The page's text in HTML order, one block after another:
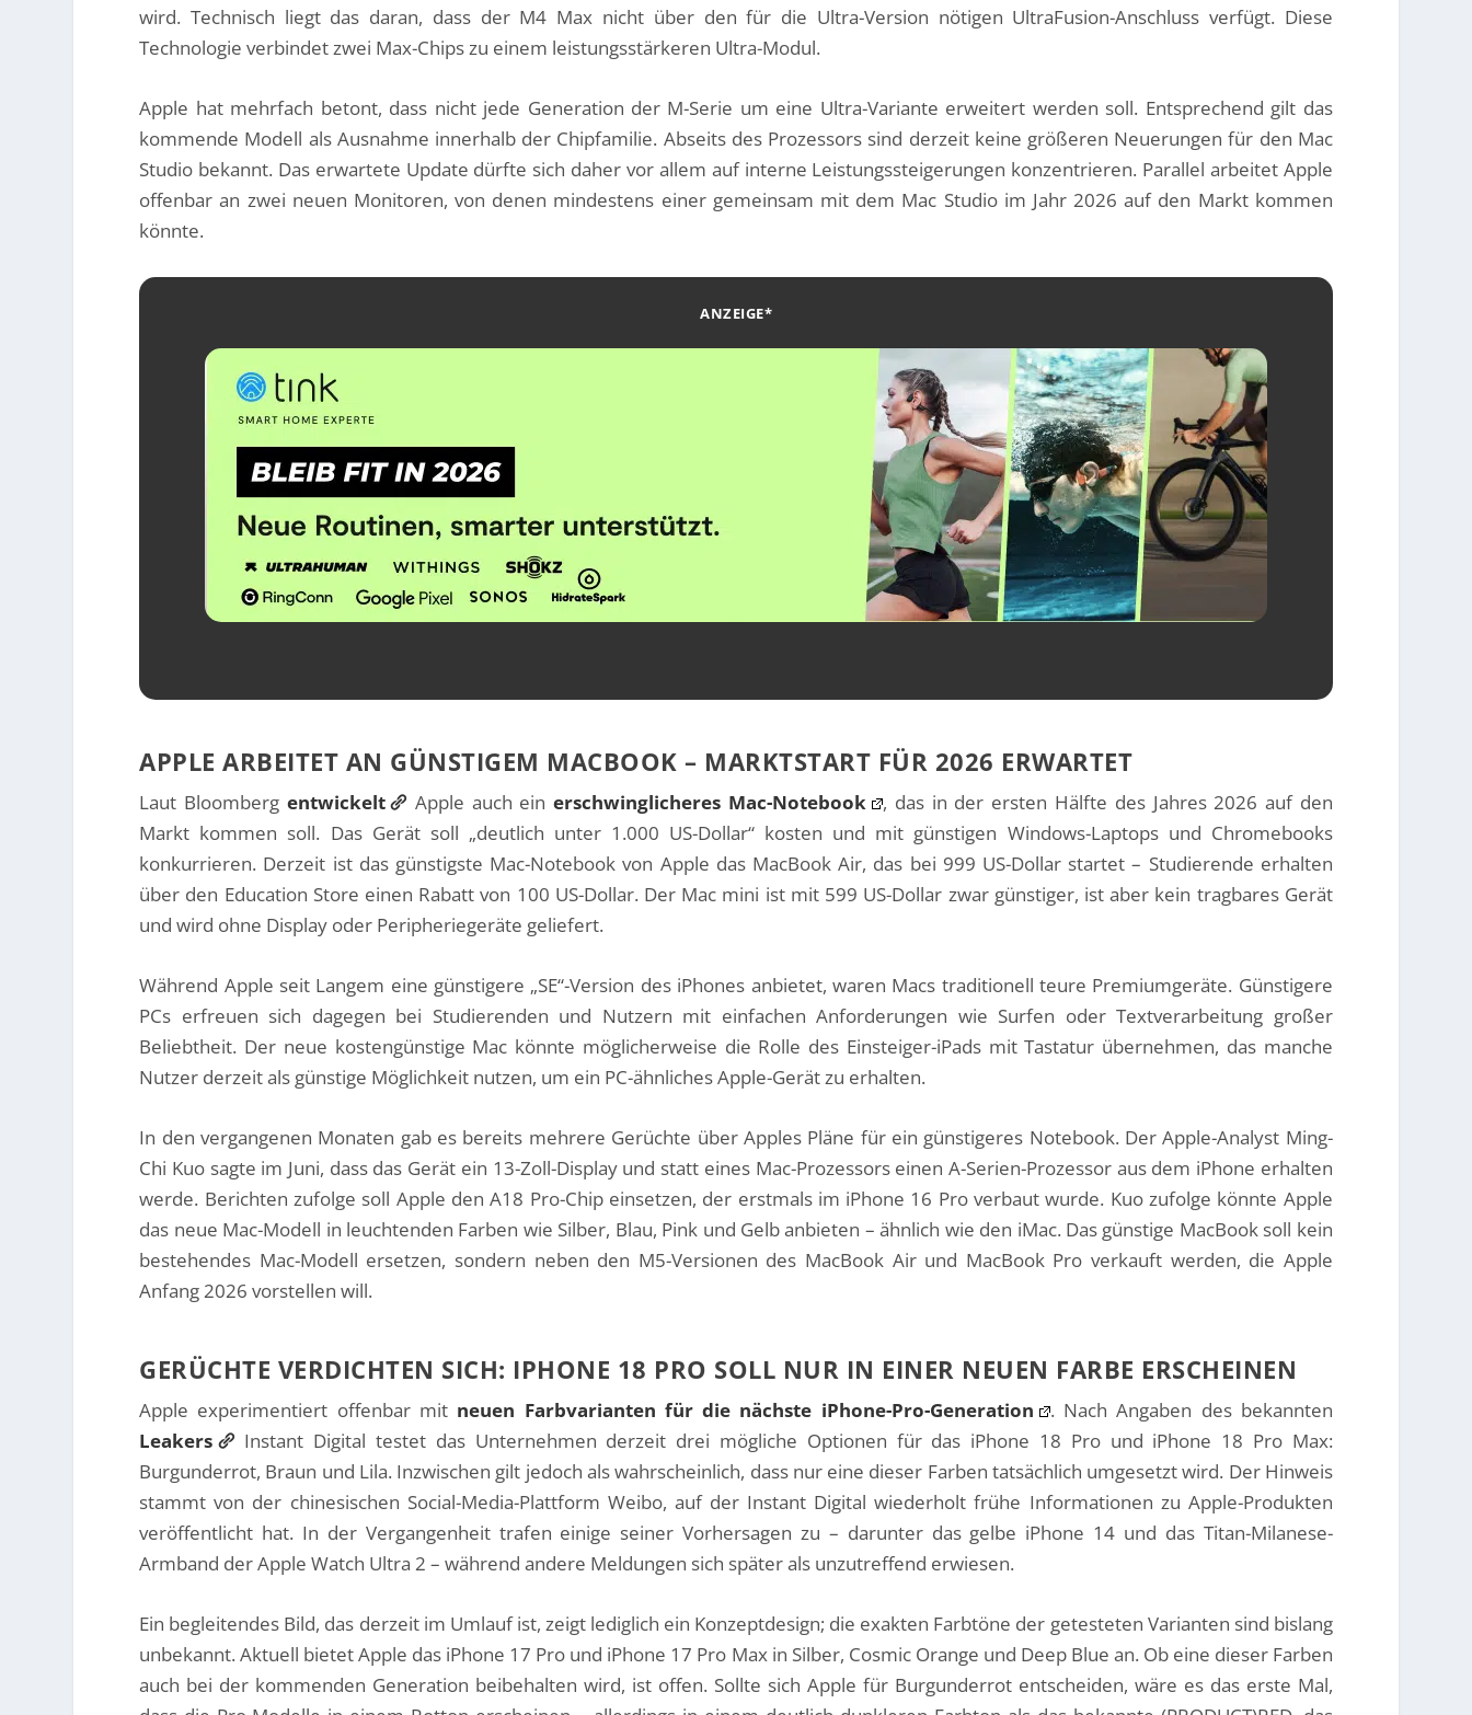
wird. Technisch liegt das daran, dass der M4 Max nicht über den für die Ultra-Version nötigen UltraFusion-Anschluss verfügt. Diese
Technologie verbindet zwei Max-Chips zu einem leistungsstärkeren Ultra-Modul.
Apple hat mehrfach betont, dass nicht jede Generation der M-Serie um eine Ultra-Variante erweitert werden soll. Entsprechend gilt das
kommende Modell als Ausnahme innerhalb der Chipfamilie. Abseits des Prozessors sind derzeit keine größeren Neuerungen für den Mac
Studio bekannt. Das erwartete Update dürfte sich daher vor allem auf interne Leistungssteigerungen konzentrieren. Parallel arbeitet Apple
offenbar an zwei neuen Monitoren, von denen mindestens einer gemeinsam mit dem Mac Studio im Jahr 2026 auf den Markt kommen
könnte.
ANZEIGE*
APPLE ARBEITET AN GÜNSTIGEM MACBOOK – MARKTSTART FÜR 2026 ERWARTET
Laut Bloomberg entwickelt Apple auch einerschwinglicheres Mac-Notebook
, das in der ersten Hälfte des Jahres 2026 auf den
Markt kommen soll. Das Gerät soll „deutlich unter 1.000 US-Dollar“ kosten und mit günstigen Windows-Laptops und Chromebooks
konkurrieren. Derzeit ist das günstigste Mac-Notebook von Apple das MacBook Air, das bei 999 US-Dollar startet – Studierende erhalten
über den Education Store einen Rabatt von 100 US-Dollar. Der Mac mini ist mit 599 US-Dollar zwar günstiger, ist aber kein tragbares Gerät
und wird ohne Display oder Peripheriegeräte geliefert.
Während Apple seit Langem eine günstigere „SE“-Version des iPhones anbietet, waren Macs traditionell teure Premiumgeräte. Günstigere
PCs erfreuen sich dagegen bei Studierenden und Nutzern mit einfachen Anforderungen wie Surfen oder Textverarbeitung großer
Beliebtheit. Der neue kostengünstige Mac könnte möglicherweise die Rolle des Einsteiger-iPads mit Tastatur übernehmen, das manche
Nutzer derzeit als günstige Möglichkeit nutzen, um ein PC-ähnliches Apple-Gerät zu erhalten.
In den vergangenen Monaten gab es bereits mehrere Gerüchte über Apples Pläne für ein günstigeres Notebook. Der Apple-Analyst Ming-
Chi Kuo sagte im Juni, dass das Gerät ein 13-Zoll-Display und statt eines Mac-Prozessors einen A-Serien-Prozessor aus dem iPhone erhalten
werde. Berichten zufolge soll Apple den A18 Pro-Chip einsetzen, der erstmals im iPhone 16 Pro verbaut wurde. Kuo zufolge könnte Apple
das neue Mac-Modell in leuchtenden Farben wie Silber, Blau, Pink und Gelb anbieten – ähnlich wie den iMac. Das günstige MacBook soll kein
bestehendes Mac-Modell ersetzen, sondern neben den M5-Versionen des MacBook Air und MacBook Pro verkauft werden, die Apple
Anfang 2026 vorstellen will.
GERÜCHTE VERDICHTEN SICH: IPHONE 18 PRO SOLL NUR IN EINER NEUEN FARBE ERSCHEINEN
Apple experimentiert offenbar mit neuen Farbvarianten für die nächste iPhone-Pro-Generation
. Nach Angaben des bekannten
Leakers
Instant Digital testet das Unternehmen derzeit drei mögliche Optionen für das iPhone 18 Pro und iPhone 18 Pro Max:
Burgunderrot, Braun und Lila. Inzwischen gilt jedoch als wahrscheinlich, dass nur eine dieser Farben tatsächlich umgesetzt wird. Der Hinweis
stammt von der chinesischen Social-Media-Plattform Weibo, auf der Instant Digital wiederholt frühe Informationen zu Apple-Produkten
veröffentlicht hat. In der Vergangenheit trafen einige seiner Vorhersagen zu – darunter das gelbe iPhone 14 und das Titan-Milanese-
Armband der Apple Watch Ultra 2 – während andere Meldungen sich später als unzutreffend erwiesen.
Ein begleitendes Bild, das derzeit im Umlauf ist, zeigt lediglich ein Konzeptdesign; die exakten Farbtöne der getesteten Varianten sind bislang
unbekannt. Aktuell bietet Apple das iPhone 17 Pro und iPhone 17 Pro Max in Silber, Cosmic Orange und Deep Blue an. Ob eine dieser Farben
auch bei der kommenden Generation beibehalten wird, ist offen. Sollte sich Apple für Burgunderrot entscheiden, wäre es das erste Mal,